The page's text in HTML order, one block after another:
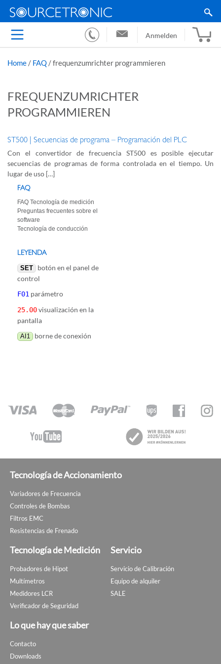
Anmelden
Home / FAQ /frequenzumrichter programmieren
FREQUENZUMRICHTER
PROGRAMMIEREN
ST500 | Secuencias de programa – Programación del PLC
Con el convertidor de frecuencia ST500 es posible ejecutar
secuencias de programas de forma controlada en el tiempo. Un
lugar de uso […]
FAQ
FAQ Tecnología de medición
Preguntas frecuentes sobre el
software
Tecnología de conducción
LEYENDA
SET
botón en el panel de
control
F01 parámetro
25.00visualización en la
pantalla
AI1 borne de conexión
Tecnología de Accionamiento
Variadores de Frecuencia
Controles de Bombas
Filtros EMC
Resistencias de Frenado
Tecnología de Medición
Probadores de Hipot
Multímetros
Medidores LCR
Verificador de Seguridad
Servicio
Servicio de Calibración
Equipo de alquiler
SALE
Lo que hay que saber
Contacto
Downloads